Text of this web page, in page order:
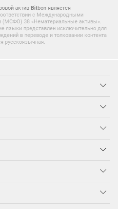
актив Bitbon является
с Международными
(МСФО) 38 «Нематериальные активы».
языки представлен исключительно для
в переводе и толковании контента
русскоязычная.